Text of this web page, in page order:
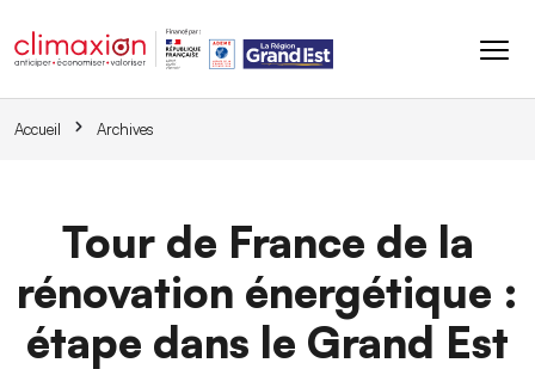
Accueil Archives
Tour de France de la
rénovation énergétique :
étape dans le Grand Est